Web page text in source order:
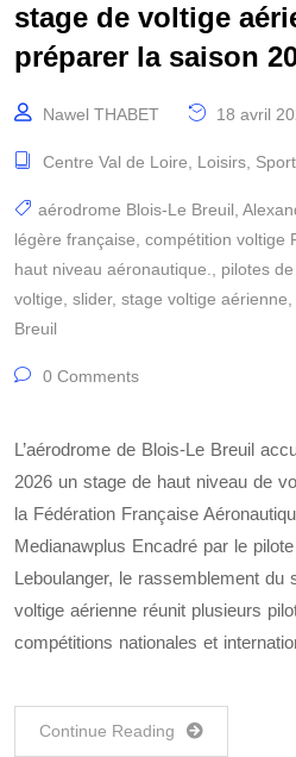
stage de voltige
préparer la saison
Nawel THABET 18 avril
Centre Val de Loire Loisirs
aérodrome Blois-Le Breuil
légère française compétition voltige
haut niveau aéronautique.
pilotes
voltige slider, stage voltige aérienne
Breuil
0 Comments
L’aérodrome de Blois-Le Breuil
2026 un stage de haut niveau de
la Fédération Française
Medianawplus Encadré par le
Leboulanger, le rassemblement du
voltige aérienne réunit plusieurs
compétitions nationales et
Continue Reading